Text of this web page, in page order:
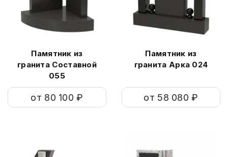
Памятник из
гранита Составной
055
от 80 100 ₽
Памятник из
гранита Арка 024
от 58 080 ₽